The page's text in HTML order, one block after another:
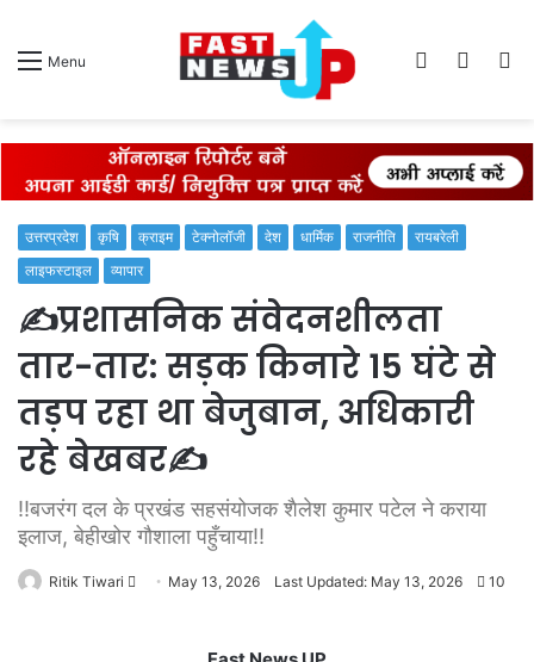
Menu
Switch
Log
उत्तरप्रदेश कृषि क्राइम टेक्नोलॉजी देश धार्मिक राजनीति
रायबरेली
लाइफस्टाइल
व्यापार
✍️प्रशासनिक संवेदनशीलता
तार-तार: सड़क किनारे 15 घंटे से
तड़प रहा था बेजुबान, अधिकारी
रहे बेखबर✍️
‼️बजरंग दल के प्रखंड सहसंयोजक शैलेश कुमार पटेल ने कराया
इलाज, बेहीखोर गौशाला पहुँचाया‼️
Ritik Tiwari
Send May 13, 2026 Last Updated: May 13, 2026 10